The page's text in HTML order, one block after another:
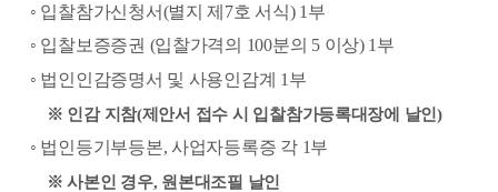
◦ 입찰참가신청서(별지 제 7호 서식) 1 부
◦ 입찰보증증권 (입찰가격의 100분의 5 이상) 1 부
◦ 법인인감증명서 및 사용인감계 1 부
※ 인감 지참(제안서 접수 시 입찰참가등록대장에 날인)
◦ 법인등기부등본,사업자등록증 각 1부
※사본인 경우, 원본대조필 날인